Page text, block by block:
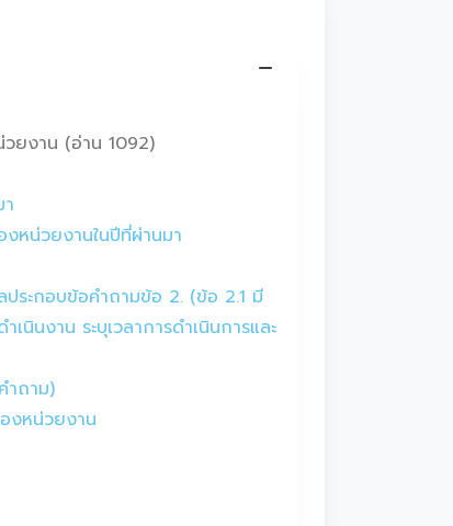
วยงาน (อ่าน 1092)
หน่วยงานในปีที่ผ่านมา
ประกอบข้อคำถามข้อ 2. (ข้อ 2.1 มี
นงาน ระบุเวลาการดำเนินการและ
ำถาม)
งหน่วยงาน